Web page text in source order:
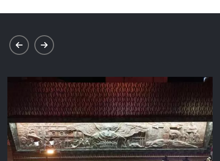
prev next